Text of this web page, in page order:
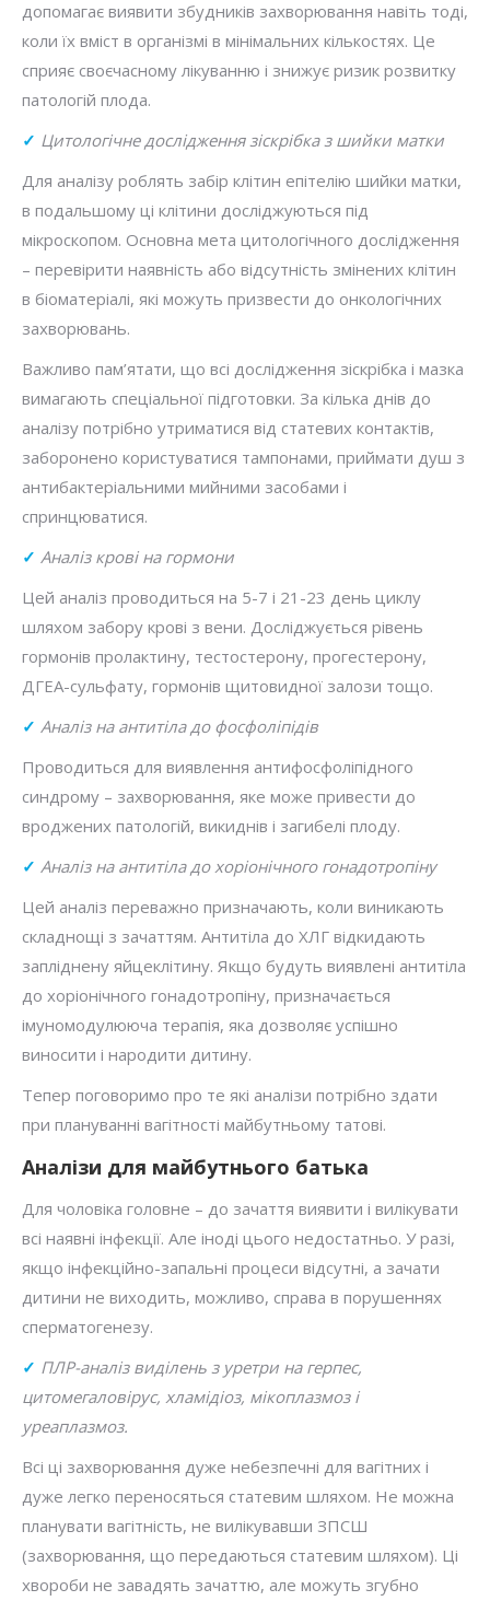
допомагає виявити збудників захворювання навіть тоді,
коли їх вміст в організмі в мінімальних кількостях. Це
сприяє своєчасному лікуванню і знижує ризик розвитку
патологій плода.
✓ Цитологічне дослідження зіскрібка з шийки матки
Для аналізу роблять забір клітин епітелію шийки матки,
в подальшому ці клітини досліджуються під
мікроскопом. Основна мета цитологічного дослідження
– перевірити наявність або відсутність змінених клітин
в біоматеріалі, які можуть призвести до онкологічних
захворювань.
Важливо пам’ятати, що всі дослідження зіскрібка і мазка
вимагають спеціальної підготовки. За кілька днів до
аналізу потрібно утриматися від статевих контактів,
заборонено користуватися тампонами, приймати душ з
антибактеріальними мийними засобами і
спринцюватися.
✓ Аналіз крові на гормони
Цей аналіз проводиться на 5-7 і 21-23 день циклу
шляхом забору крові з вени. Досліджується рівень
гормонів пролактину, тестостерону, прогестерону,
ДГЕА-сульфату, гормонів щитовидної залози тощо.
✓ Аналіз на антитіла до фосфоліпідів
Проводиться для виявлення антифосфоліпідного
синдрому – захворювання, яке може привести до
вроджених патологій, викиднів і загибелі плоду.
✓ Аналіз на антитіла до хоріонічного гонадотропіну
Цей аналіз переважно призначають, коли виникають
складнощі з зачаттям. Антитіла до ХЛГ відкидають
запліднену яйцеклітину. Якщо будуть виявлені антитіла
до хоріонічного гонадотропіну, призначається
імуномодулююча терапія, яка дозволяє успішно
виносити і народити дитину.
Тепер поговоримо про те які аналізи потрібно здати
при плануванні вагітності майбутньому татові.
Аналізи для майбутнього батька
Для чоловіка головне – до зачаття виявити і вилікувати
всі наявні інфекції. Але іноді цього недостатньо. У разі,
якщо інфекційно-запальні процеси відсутні, а зачати
дитини не виходить, можливо, справа в порушеннях
сперматогенезу.
✓ ПЛР-аналіз виділень з уретри на герпес,
цитомегаловірус, хламідіоз, мікоплазмоз і
уреаплазмоз.
Всі ці захворювання дуже небезпечні для вагітних і
дуже легко переносяться статевим шляхом. Не можна
планувати вагітність, не вилікувавши ЗПСШ
(захворювання, що передаються статевим шляхом). Ці
хвороби не завадять зачаттю, але можуть згубно